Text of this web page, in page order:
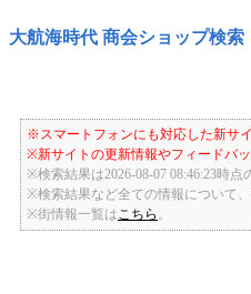
大航海時代 商会ショップ検索
※スマートフォンにも対応した新サ
※新サイトの更新情報やフィードバ
※検索結果は2026-08-07 08:46:23時
※検索結果など全ての情報について
※街情報一覧は こちら